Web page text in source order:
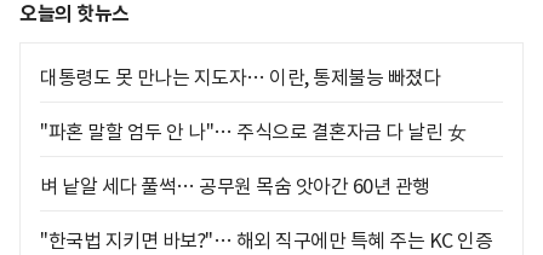
오늘의 핫뉴스
대통령도 못 만나는 지도자… 이란, 통제불능 빠졌다
"파혼 말할 엄두 안 나"… 주식으로 결혼자금 다 날린 女
벼 낱알 세다 풀썩… 공무원 목숨 앗아간 60년 관행
"한국법 지키면 바보?"… 해외 직구에만 특혜 주는 KC 인증